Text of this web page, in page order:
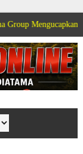
Selamat